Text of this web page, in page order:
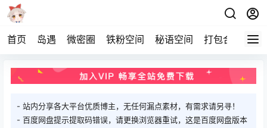
首页 岛遇 微密圈 铁粉空间 秘语空间 打包合集 关
- 站内分享各大平台优质博主，无任何漏点素材，有需求请另寻！
- 百度网盘提示提取码错误，请更换浏览器重试，这是百度网盘版本